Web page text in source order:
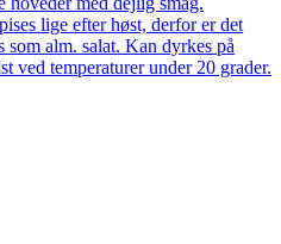
lige efter høst, derfor er det
som alm. salat. Kan dyrkes på
ved temperaturer under 20 grader.